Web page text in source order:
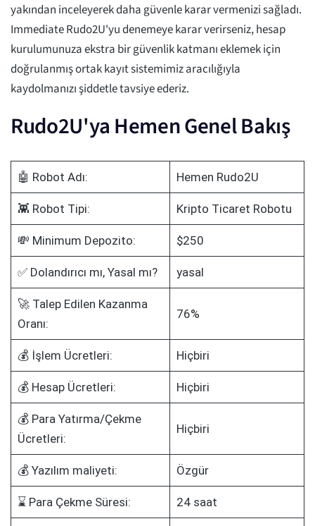
yakından inceleyerek daha güvenle karar vermenizi sağladı.
Immediate Rudo2U'yu denemeye karar verirseniz, hesap
kurulumunuza ekstra bir güvenlik katmanı eklemek için
doğrulanmış ortak kayıt sistemimiz aracılığıyla
kaydolmanızı şiddetle tavsiye ederiz.
Rudo2U'ya Hemen Genel Bakış
🤖 Robot Adı: Hemen Rudo2U
👾 Robot Tipi: Kripto Ticaret Robotu
💸 Minimum Depozito: $250
✅ Dolandırıcı mı, Yasal mı? yasal
🚀 Talep Edilen Kazanma
Oranı:
76%
💰 İşlem Ücretleri: Hiçbiri
💰 Hesap Ücretleri: Hiçbiri
💰 Para Yatırma/Çekme
Ücretleri:
Hiçbiri
💰 Yazılım maliyeti: Özgür
⌛ Para Çekme Süresi: 24 saat